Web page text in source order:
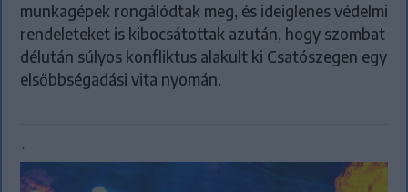
munkagépek rongálódtak meg, és ideiglenes védelmi
rendeleteket is kibocsátottak azután, hogy szombat
délután súlyos konfliktus alakult ki Csatószegen egy
elsőbbségadási vita nyomán.
`